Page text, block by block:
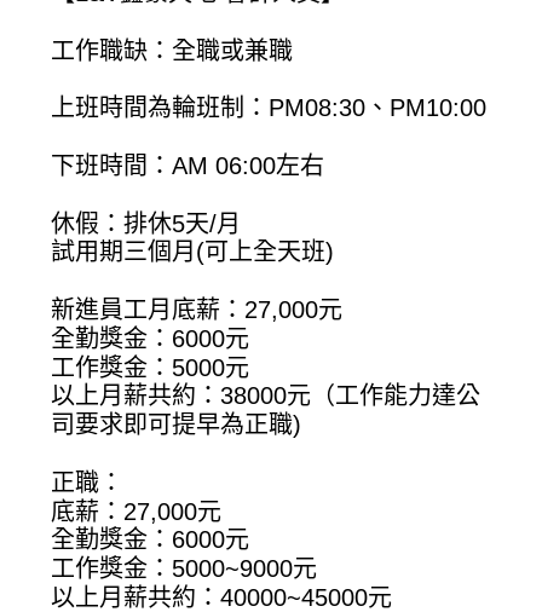
工作職缺：全職或兼職
上班時間為輪班制：PM08:30、PM10:00
下班時間：AM 06:00左右
休假：排休5天/月
試用期三個月(可上全天班)
新進員工月底薪：27,000元
全勤獎金：6000元
工作獎金：5000元
以上月薪共約：38000元（工作能力達公
司要求即可提早為正職)
正職：
底薪：27,000元
全勤獎金：6000元
工作獎金：5000~9000元
以上月薪共約：40000~45000元